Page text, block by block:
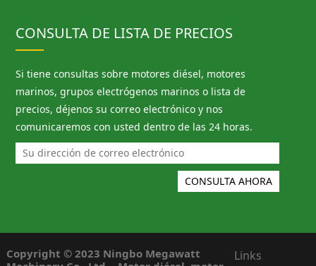
CONSULTA DE LISTA DE PRECIOS
Si tiene consultas sobre motores diésel, motores
marinos, grupos electrógenos marinos o lista de
precios, déjenos su correo electrónico y nos
comunicaremos con usted dentro de las 24 horas.
Copyright © 2023 Ningbo Megawatt
Links